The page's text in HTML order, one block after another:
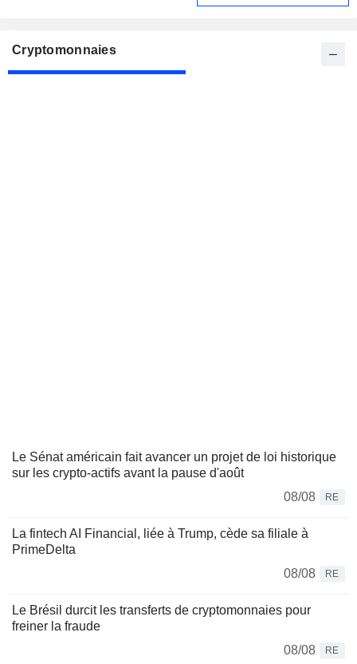
Cryptomonnaies
Le Sénat américain fait avancer un projet de loi historique
sur les crypto-actifs avant la pause d'août
08/08
RE
La fintech AI Financial, liée à Trump, cède sa filiale à
PrimeDelta
08/08
RE
Le Brésil durcit les transferts de cryptomonnaies pour
freiner la fraude
08/08
RE